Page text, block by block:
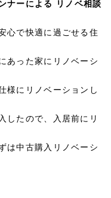
ナーによる リノベ相談
心で快適に過ごせる住
あった家にリノベーシ
様にリノベーションし
したので、入居前にリ
は中古購入リノベーシ